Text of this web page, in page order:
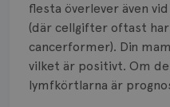
flesta överlever även
(där cellgifter oftast
cancerformer). Din
vilket är positivt. Om
lymfkörtlarna är